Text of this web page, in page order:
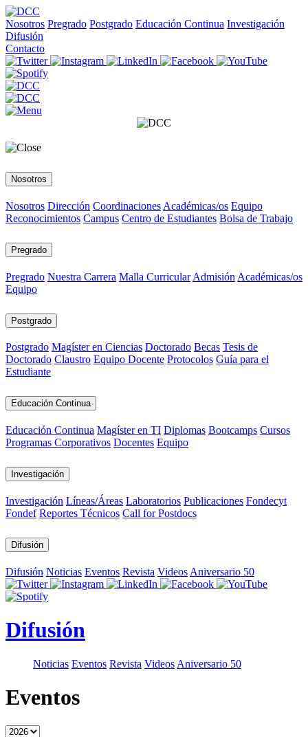
Nosotros Pregrado Postgrado Educación Continua Investigación
Difusión
Contacto
Nosotros
Nosotros Dirección Coordinaciones Académicas/os Equipo
Reconocimientos Campus Centro de Estudiantes Bolsa de Trabajo
Pregrado
Pregrado Nuestra Carrera Malla Curricular Admisión Académicas/os
Equipo
Postgrado
Postgrado Magíster en Ciencias Doctorado Becas Tesis de
Doctorado Claustro Equipo Docente Protocolos Guía para el
Estudiante
Educación Continua
Educación Continua Magíster en TI Diplomas Bootcamps Cursos
Programas Corporativos Docentes Equipo
Investigación
Investigación Líneas/Áreas Laboratorios Publicaciones Fondecyt
Fondef Reportes Técnicos Call for Postdocs
Difusión
Difusión Noticias Eventos Revista Videos Aniversario 50
Difusión
Noticias Eventos Revista Videos Aniversario 50
Eventos